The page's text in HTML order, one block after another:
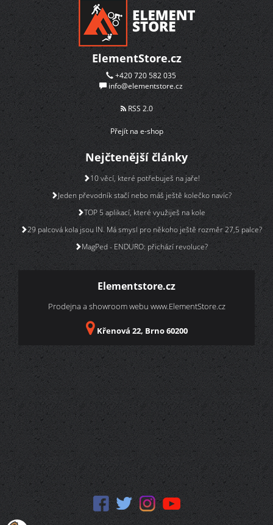
ElementStore.cz
+420 720 582 035
info@elementstore.cz
RSS 2.0
Přejít na e-shop
Nejčtenější články
10 věcí, které potřebuješ na jaře!
Jeden převodník stačí nebo máš ještě kolečko navíc?
TOP 5 aplikací, které využiješ na kole
29 palcová kola jsou IN. Má smysl pro někoho ještě rozměr 27,5 palce?
MagPed - ENDURO: přichází revoluce?
Elementstore.cz
Prodejna a showroom webu www.ElementStore.cz
Křenová 22, Brno 60200